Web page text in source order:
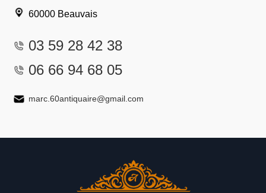
60000 Beauvais
03 59 28 42 38
06 66 94 68 05
marc.60antiquaire@gmail.com